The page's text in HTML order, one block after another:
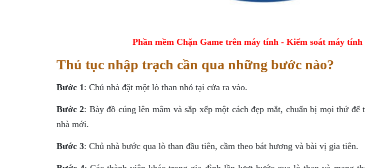
Phần mềm Chặn Game trên máy tính - Kiểm soát máy tính
Thủ tục nhập trạch cần qua những bước nào?
Bước 1 : Chủ nhà đặt một lò than nhỏ tại cửa ra vào.
Bước 2: Bày đồ cúng lên mâm và sắp xếp một cách đẹp mắt, chuẩn bị mọi thứ để
nhà mới.
Bước 3: Chủ nhà bước qua lò than đầu tiên, cầm theo bát hương và bài vị gia tiên.